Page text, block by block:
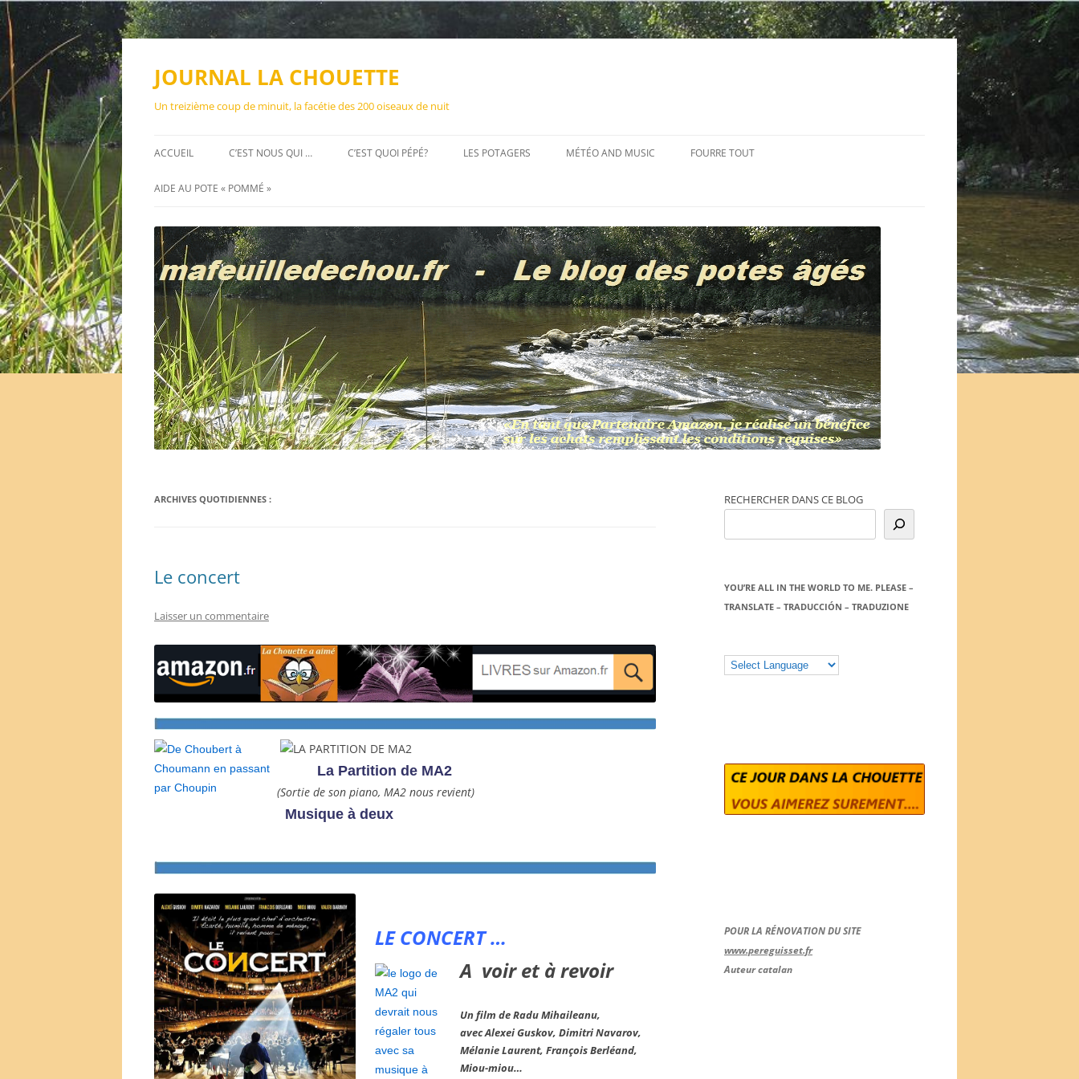
Aller
JOURNAL LA CHOUETTE
Un treizième coup de minuit, la facétie des 200 oiseaux de nuit
ACCUEIL C’EST NOUS QUI … C’EST QUOI PÉPÉ? LES POTAGERS MÉTÉO AND MUSIC FOURRE TOUT
AIDE AU POTE « POMMÉ »
ARCHIVES QUOTIDIENNES :
Le concert
Laisser un commentaire
La Partition de MA2
(Sortie de son piano, MA2 nous revient)
Musique à deux
LE CONCERT …
A voir et à revoir
Un film deRadu Mihaileanu,
avec Alexei Guskov, Dimitri Navarov,
Mélanie Laurent, François Berléand,
Miou-miou…
RECHERCHER DANS CE BLOG
YOU’RE ALL IN THE WORLD TO ME. PLEASE –
TRANSLATE – TRADUCCIÓN – TRADUZIONE
POUR LA RÉNOVATION DU SITE
www.pereguisset.fr
Auteur catalan